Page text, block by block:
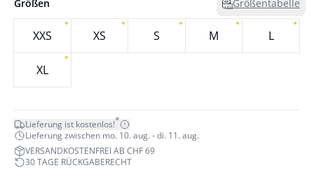
Größen Größentabelle
XXS XS S M L
XL
Lieferung ist kostenlos!*
Lieferung zwischen mo. 10. aug. - di. 11. aug.
VERSANDKOSTENFREI AB CHF 69
30 TAGE RÜCKGABERECHT